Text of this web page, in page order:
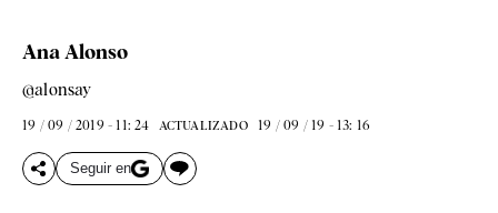
Ana Alonso
@alonsay
19 / 09 / 2019 - 11: 24 ACTUALIZADO 19 / 09 / 19 - 13: 16
Seguir en